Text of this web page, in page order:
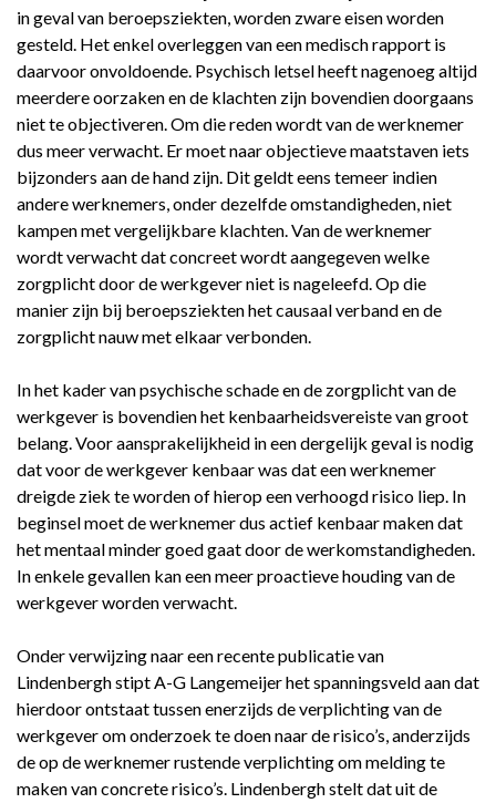
in geval van beroepsziekten, worden zware eisen worden
gesteld. Het enkel overleggen van een medisch rapport is
daarvoor onvoldoende. Psychisch letsel heeft nagenoeg altijd
meerdere oorzaken en de klachten zijn bovendien doorgaans
niet te objectiveren. Om die reden wordt van de werknemer
dus meer verwacht. Er moet naar objectieve maatstaven iets
bijzonders aan de hand zijn. Dit geldt eens temeer indien
andere werknemers, onder dezelfde omstandigheden, niet
kampen met vergelijkbare klachten. Van de werknemer
wordt verwacht dat concreet wordt aangegeven welke
zorgplicht door de werkgever niet is nageleefd. Op die
manier zijn bij beroepsziekten het causaal verband en de
zorgplicht nauw met elkaar verbonden.
In het kader van psychische schade en de zorgplicht van de
werkgever is bovendien het kenbaarheidsvereiste van groot
belang. Voor aansprakelijkheid in een dergelijk geval is nodig
dat voor de werkgever kenbaar was dat een werknemer
dreigde ziek te worden of hierop een verhoogd risico liep. In
beginsel moet de werknemer dus actief kenbaar maken dat
het mentaal minder goed gaat door de werkomstandigheden.
In enkele gevallen kan een meer proactieve houding van de
werkgever worden verwacht.
Onder verwijzing naar een recente publicatie van
Lindenbergh stipt A-G Langemeijer het spanningsveld aan dat
hierdoor ontstaat tussen enerzijds de verplichting van de
werkgever om onderzoek te doen naar de risico’s, anderzijds
de op de werknemer rustende verplichting om melding te
maken van concrete risico’s. Lindenbergh stelt dat uit de